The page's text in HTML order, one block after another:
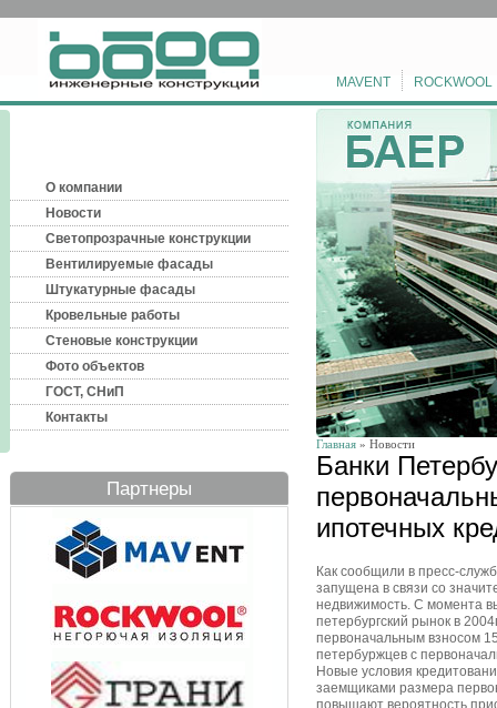
MAVENT ROCKWOOL
О компании
Новости
Светопрозрачные конструкции
Вентилируемые фасады
Штукатурные фасады
Кровельные работы
Стеновые конструкции
Фото объектов
ГОСТ, СНиП
Контакты
Партнеры
Главная » Новости
Банки
ипотечных
Как сообщили в пресс-
запущена в связи со
недвижимость. С момента
петербургский рынок в
первоначальным взносом
петербуржцев с
Новые условия
заемщиками размера
повышают вероятность